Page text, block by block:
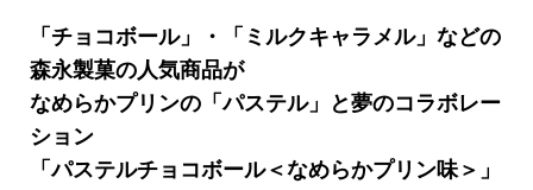
「チョコボール」・「ミルクキャラメル」などの
森永製菓の人気商品が
なめらかプリンの「パステル」と夢のコラボレー
ション
「パステルチョコボール＜なめらかプリン味＞」